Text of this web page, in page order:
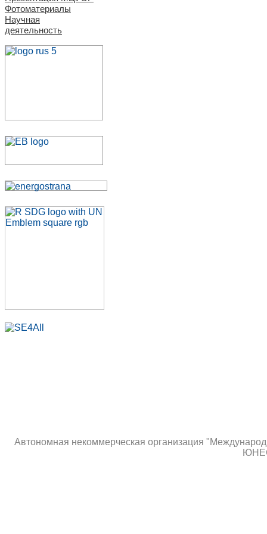
Фотоматериалы
Научная
деятельность
Автономная некоммерческая организация